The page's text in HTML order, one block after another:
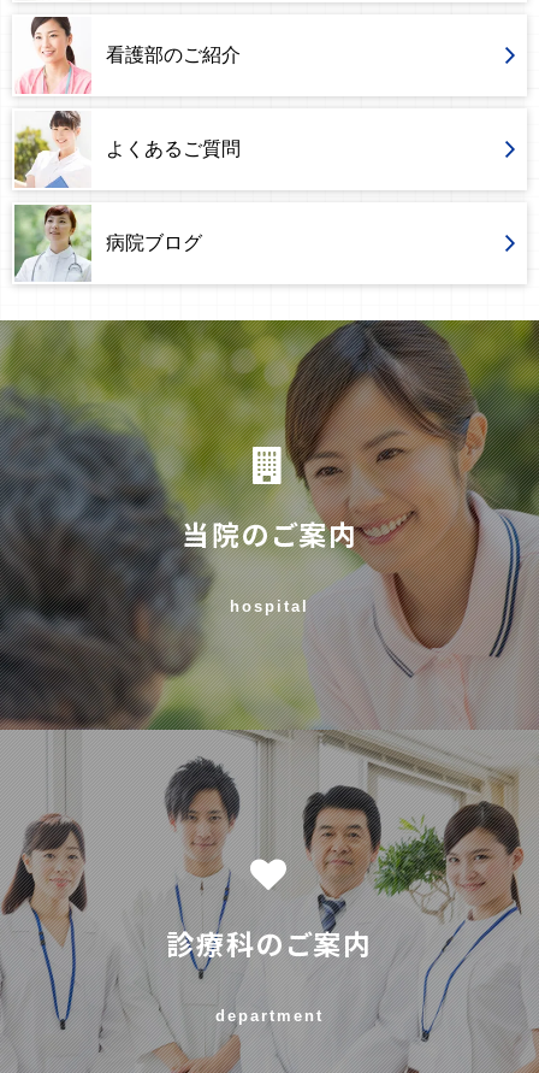
看護部のご紹介
よくあるご質問
病院ブログ
当院のご案内
hospital
診療科のご案内
department